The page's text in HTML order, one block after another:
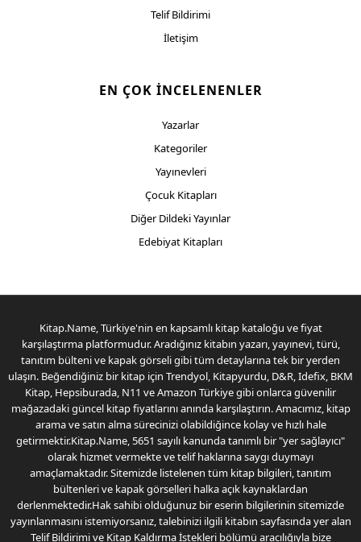
Telif Bildirimi
İletişim
EN ÇOK İNCELENENLER
Yazarlar
Kategoriler
Yayınevleri
Çocuk Kitapları
Diğer Dildeki Yayınlar
Edebiyat Kitapları
Kitap.Name, Türkiye'nin en kapsamlı kitap kataloğu ve fiyat
karşılaştırma platformudur. Aradığınız kitabın yazarı, yayınevi, türü,
tanıtım bülteni ve kapak görseli gibi tüm detaylarına tek bir yerden
ulaşın. Beğendiğiniz bir kitap için Trendyol, Kitapyurdu, D&R, Idefix, BKM
Kitap, Hepsiburada, N11 ve Amazon Türkiye gibi onlarca güvenilir
mağazadaki güncel kitap fiyatlarını anında karşılaştırın. Amacımız, kitap
arama ve satın alma sürecinizi olabildiğince kolay ve hızlı hale
getirmektir.Kitap.Name, 5651 sayılı kanunda tanımlı bir "yer sağlayıcı"
olarak hizmet vermekte ve telif haklarına saygı duymayı
amaçlamaktadır. Sitemizde listelenen tüm kitap bilgileri, tanıtım
bültenleri ve kapak görselleri halka açık kaynaklardan
derlenmektedir.Hak sahibi olduğunuz bir eserin bilgilerinin sitemizde
yayınlanmasını istemiyorsanız, talebinizi ilgili kitabın sayfasında yer alan
Telif Bildirimi ve Kitap Kaldırma İstekleri bölümü aracılığıyla bize